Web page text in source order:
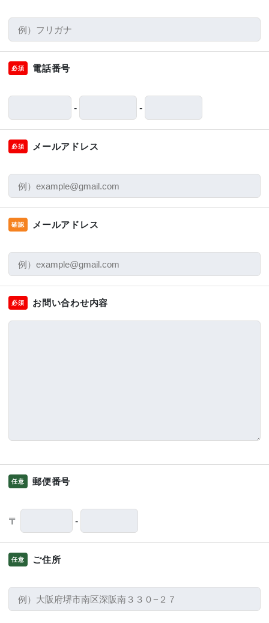
必須 電話番号
- -
必須 メールアドレス
確認 メールアドレス
必須 お問い合わせ内容
任意 郵便番号
〒 -
任意 ご住所